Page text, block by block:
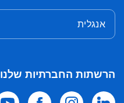
אנגלית
הרשתות החברתיות שלנו